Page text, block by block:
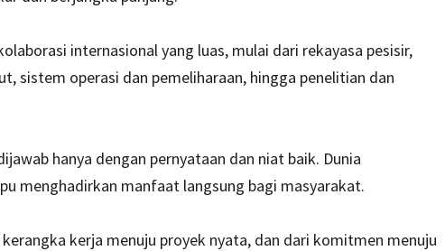
internasional yang luas, mulai dari rekayasa pesisir,
sistem operasi dan pemeliharaan, hingga penelitian dan
hanya dengan pernyataan dan niat baik. Dunia
menghadirkan manfaat langsung bagi masyarakat.
kerja menuju proyek nyata, dan dari komitmen menuju